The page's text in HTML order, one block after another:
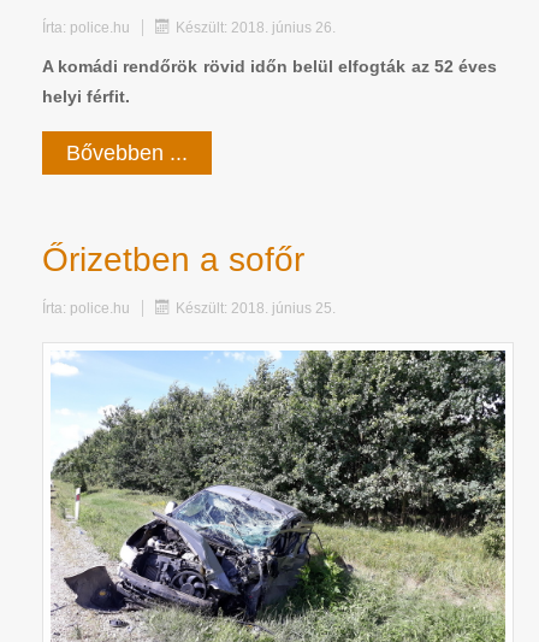
Írta: police.hu Készült: 2018. június 26.
A komádi rendőrök rövid időn belül elfogták az 52 éves
helyi férfit.
Bővebben ...
Őrizetben a sofőr
Írta: police.hu Készült: 2018. június 25.